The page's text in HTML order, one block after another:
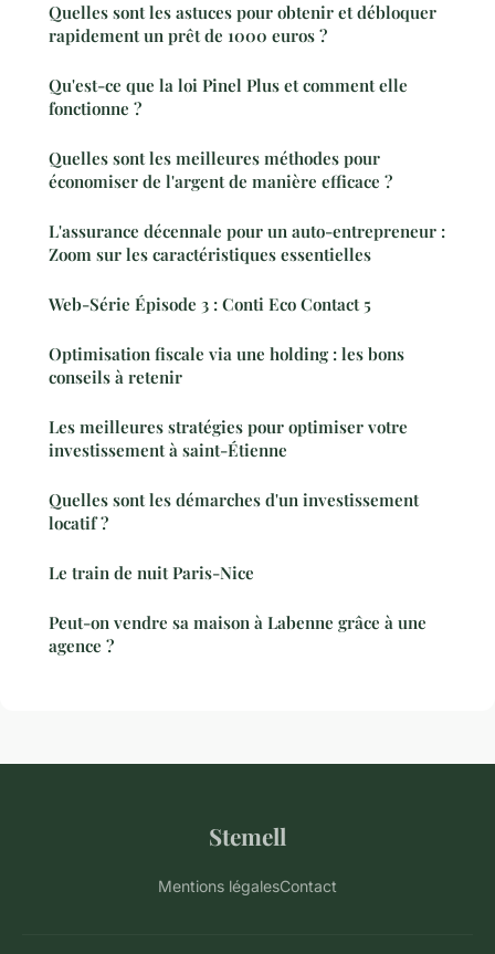
Quelles sont les astuces pour obtenir et débloquer
rapidement un prêt de 1000 euros ?
Qu'est-ce que la loi Pinel Plus et comment elle
fonctionne ?
Quelles sont les meilleures méthodes pour
économiser de l'argent de manière efficace ?
L'assurance décennale pour un auto-entrepreneur :
Zoom sur les caractéristiques essentielles
Web-Série Épisode 3 : Conti Eco Contact 5
Optimisation fiscale via une holding : les bons
conseils à retenir
Les meilleures stratégies pour optimiser votre
investissement à saint-Étienne
Quelles sont les démarches d'un investissement
locatif ?
Le train de nuit Paris-Nice
Peut-on vendre sa maison à Labenne grâce à une
agence ?
Stemell
Mentions légalesContact